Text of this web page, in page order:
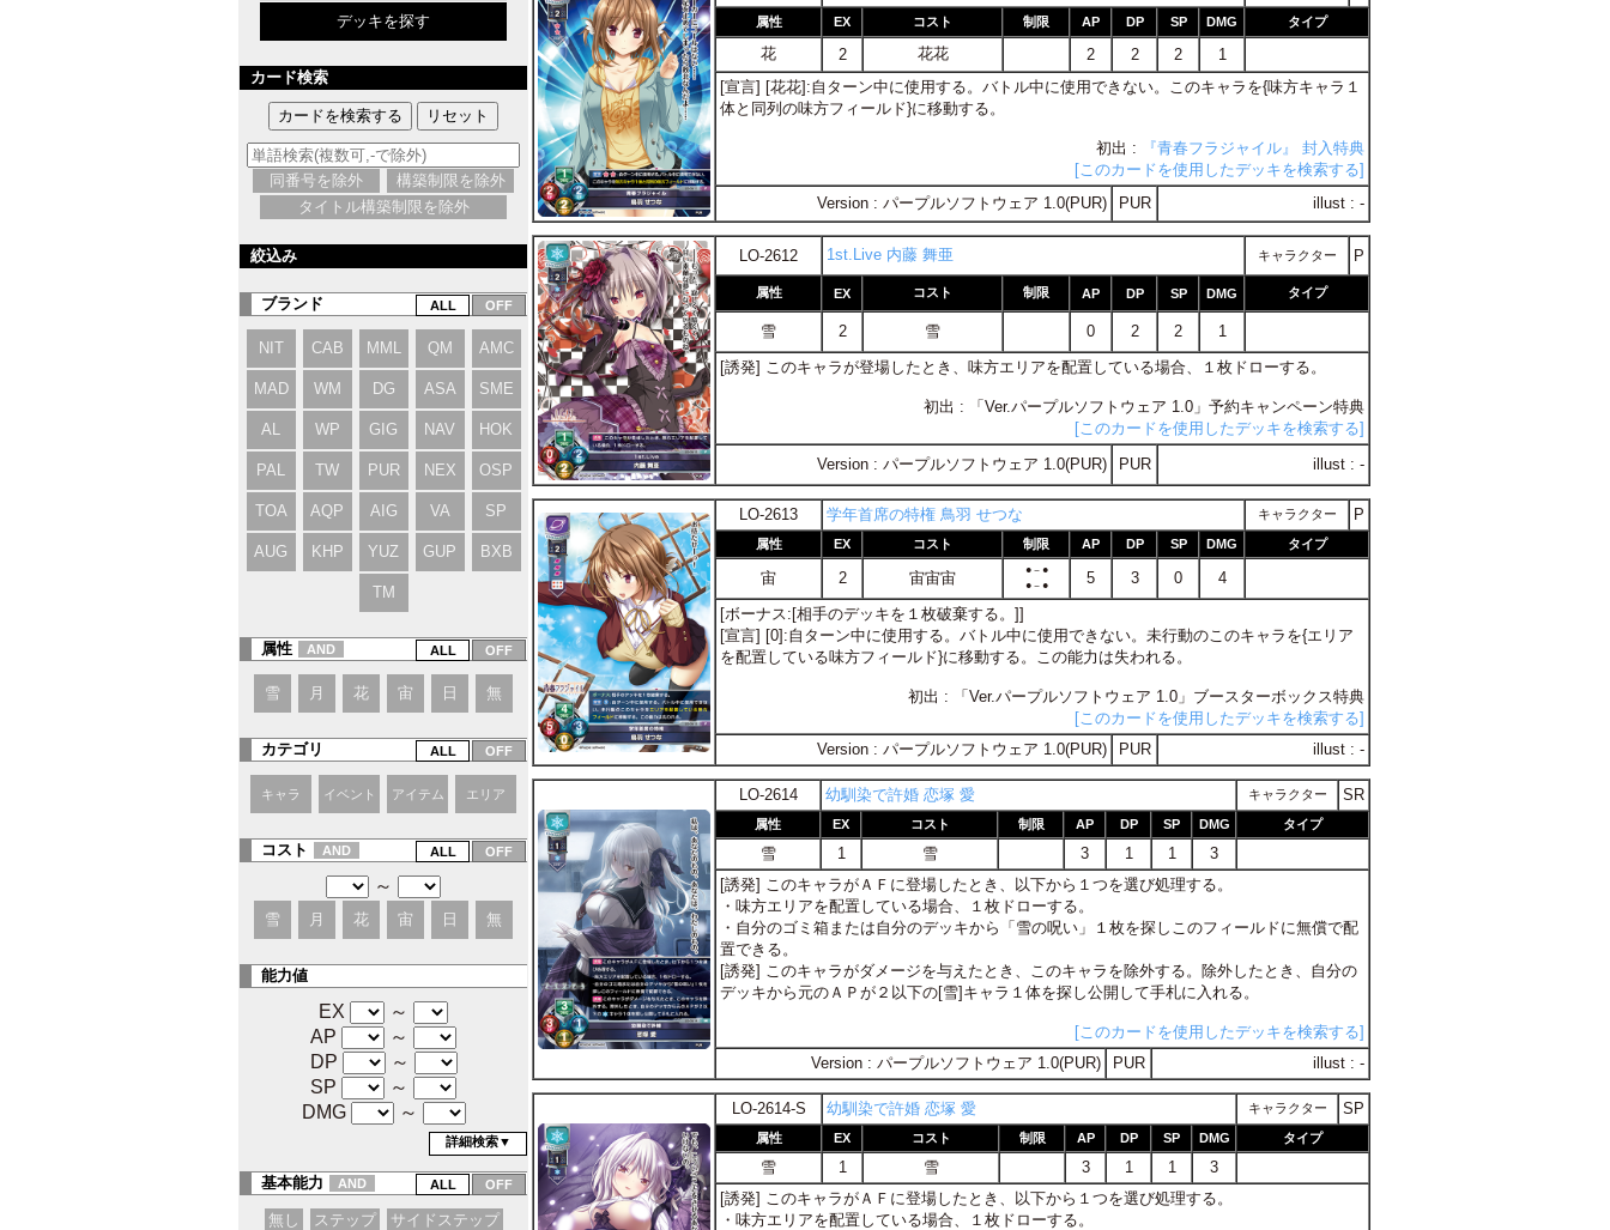
デッキを探す
カード検索
同番号を除外
構築制限を除外
タイトル構築制限を除外
絞込み
ブランド
NIT CAB MML QM AMC
MAD WM DG ASA SME
AL WP GIG NAV HOK
PAL TW PUR NEX OSP
TOA AQP AIG VA SP
AUG KHP YUZ GUP BXB
TM
属性 AND
雪 月 花 宙 日 無
カテゴリ
キャラ イベント アイテム エリア
コスト AND
～
雪 月 花 宙 日 無
能力値
EX
～
AP
～
DP
～
SP
～
DMG
～
詳細検索▼
基本能力 AND
無し ステップ
サイドステップ
属性 EX コスト 制限 AP DP SP DMG タイプ
花 2 花花 2 2 2
1
[宣言] [花花]:自ターン中に使用する。バトル中に使用できない。このキャラを{味方キャラ１
体と同列の味方フィールド}に移動する。
初出 :
『青春フラジャイル』 封入特典
[このカードを使用したデッキを検索する]
Version : パープルソフトウェア 1.0(PUR)
PUR illust : -
LO-2612 1st.Live 内藤 舞亜 キャラクター P
属性 EX コスト 制限 AP DP SP DMG タイプ
雪 2 雪 0 2 2
1
[誘発] このキャラが登場したとき、味方エリアを配置している場合、１枚ドローする。
初出 : 「Ver.パープルソフトウェア 1.0」予約キャンペーン特典
[このカードを使用したデッキを検索する]
Version : パープルソフトウェア 1.0(PUR)
PUR illust : -
LO-2613 学年首席の特権 鳥羽 せつな キャラクター P
属性 EX コスト 制限 AP DP SP DMG タイプ
宙 2 宙宙宙
●－●
●－●
5 3 0
4
[ボーナス:[相手のデッキを１枚破棄する。]]
[宣言] [0]:自ターン中に使用する。バトル中に使用できない。未行動のこのキャラを{エリア
を配置している味方フィールド}に移動する。この能力は失われる。
初出 : 「Ver.パープルソフトウェア 1.0」ブースターボックス特典
[このカードを使用したデッキを検索する]
Version : パープルソフトウェア 1.0(PUR)
PUR illust : -
LO-2614 幼馴染で許婚 恋塚 愛 キャラクター SR
属性 EX コスト 制限 AP DP SP DMG タイプ
雪 1 雪 3 1 1
3
[誘発] このキャラがＡＦに登場したとき、以下から１つを選び処理する。
・味方エリアを配置している場合、１枚ドローする。
・自分のゴミ箱または自分のデッキから「雪の呪い」１枚を探しこのフィールドに無償で配
置できる。
[誘発] このキャラがダメージを与えたとき、このキャラを除外する。除外したとき、自分の
デッキから元のＡＰが２以下の[雪]キャラ１体を探し公開して手札に入れる。
[このカードを使用したデッキを検索する]
Version : パープルソフトウェア 1.0(PUR)
PUR illust : -
LO-2614-S 幼馴染で許婚 恋塚 愛 キャラクター SP
属性 EX コスト 制限 AP DP SP DMG タイプ
雪 1 雪 3 1 1
3
[誘発] このキャラがＡＦに登場したとき、以下から１つを選び処理する。
・味方エリアを配置している場合、１枚ドローする。